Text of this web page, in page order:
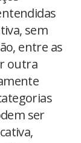
sem
entre as
outra
ser